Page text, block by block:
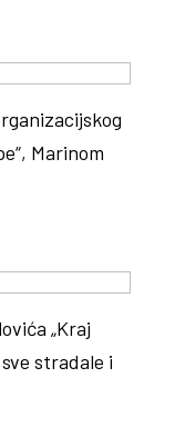
Marinom
„Kraj
stradale i